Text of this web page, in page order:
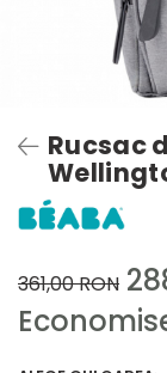
Rucsac
361,00 RON